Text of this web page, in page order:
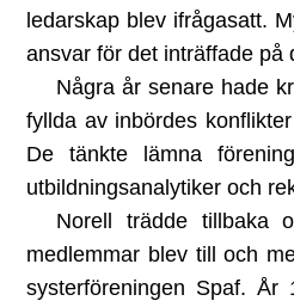
ledarskap blev ifrågasatt.
ansvar för det inträffade på
Några år senare hade
fyllda av inbördes
De tänkte lämna
utbildningsanalytiker och
Norell trädde tillbaka
medlemmar blev till och
systerföreningen Spaf. År